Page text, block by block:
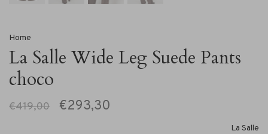
Home
La Salle Wide Leg Suede Pants
choco
€419,00 €293,30
La Salle